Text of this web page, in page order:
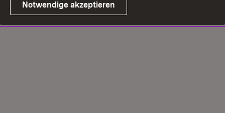
Notwendige akzeptieren